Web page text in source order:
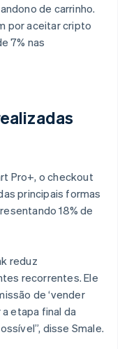
de carrinho.
por aceitar cripto
7% nas
Pro+, o checkout
principais formas
18% de
reduz
recorrentes. Ele
de ‘vender
etapa final da
disse Smale.